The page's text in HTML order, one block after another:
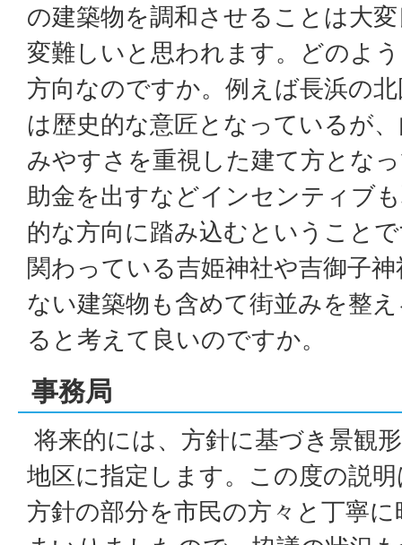
の建築物を調和させることは大
変難しいと思われます。どのよ
方向なのですか。例えば長浜の
は歴史的な意匠となっているが
みやすさを重視した建て方とな
助金を出すなどインセンティブ
的な方向に踏み込むということ
関わっている吉姫神社や吉御子
ない建築物も含めて街並みを整
ると考えて良いのですか。
事務局
将来的には、方針に基づき景観
地区に指定します。この度の説
方針の部分を市民の方々と丁寧